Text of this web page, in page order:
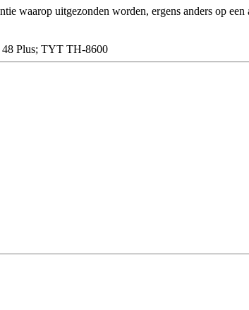
waarop uitgezonden worden, ergens anders op een
Plus; TYT TH-8600